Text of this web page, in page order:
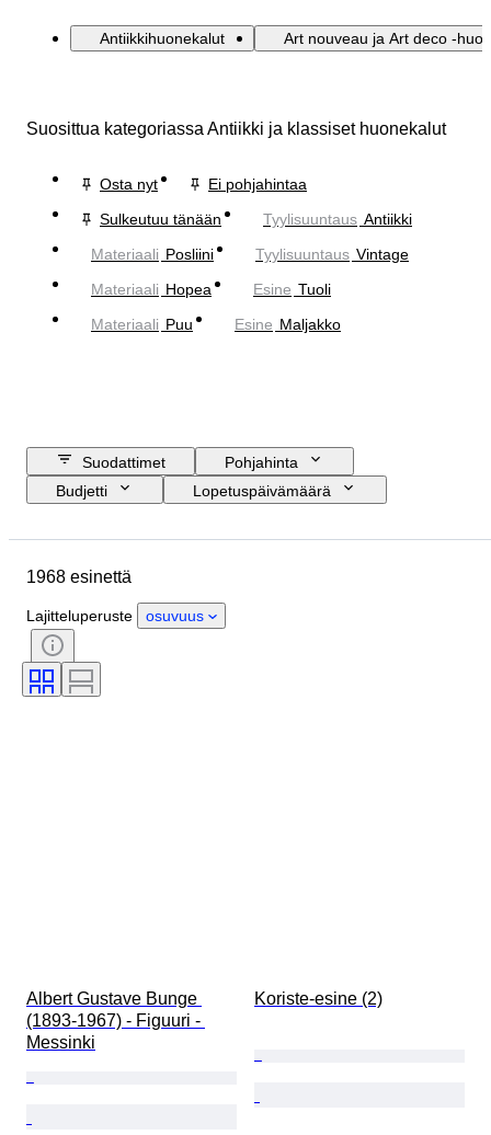
Antiikkihuonekalut Art nouveau ja Art deco -
Suosittua kategoriassa Antiikki ja klassiset huonekalut
Osta nyt
Ei pohjahintaa
Sulkeutuu tänään
Tyylisuuntaus Antiikki
Materiaali Posliini Tyylisuuntaus Vintage
Materiaali Hopea Esine Tuoli
Materiaali Puu Esine Maljakko
Suodattimet
Pohjahinta
Budjetti
Lopetuspäivämäärä
Materiaali
Sertifiointi
Tyylisuuntaus
Väri
Tehoreservi
1968 esinettä
Lajitteluperuste osuvuus
Albert Gustave Bunge
(1893-1967) - Figuuri -
Messinki
Koriste-esine (2)